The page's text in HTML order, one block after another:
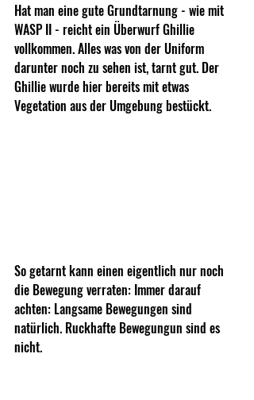
Hat man eine gute Grundtarnung - wie mit
WASP II - reicht ein Überwurf Ghillie
vollkommen. Alles was von der Uniform
darunter noch zu sehen ist, tarnt gut. Der
Ghillie wurde hier bereits mit etwas
Vegetation aus der Umgebung bestückt.
So getarnt kann einen eigentlich nur noch
die Bewegung verraten: Immer darauf
achten: Langsame Bewegungen sind
natürlich. Ruckhafte Bewegungun sind es
nicht.